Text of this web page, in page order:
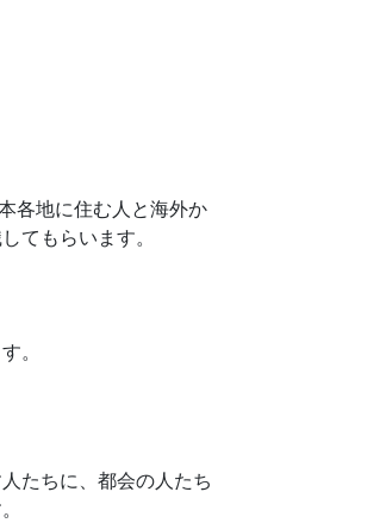
各地に住む人と海外か
てもらいます。
。
たちに、都会の人たち